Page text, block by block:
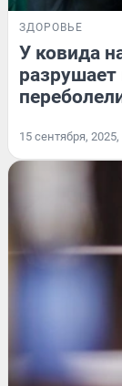
ЗДОРОВЬЕ
У ковида
15 сентября, 2025,